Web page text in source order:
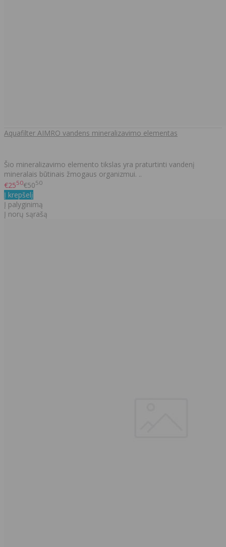
Aquafilter AIMRO vandens mineralizavimo elementas
Šio mineralizavimo elemento tikslas yra praturtinti vandenį
mineralais būtinais žmogaus organizmui. ..
€2550€5050
Į krepšelį
Į palyginimą
Į norų sąrašą